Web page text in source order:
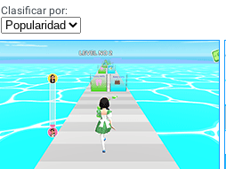
Clasificar por: